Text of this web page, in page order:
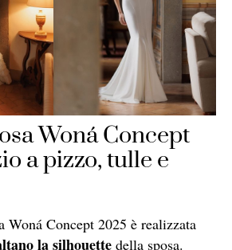
Woná Concept
a pizzo, tulle e
Woná Concept 2025 è realizzata
la silhouette della sposa.